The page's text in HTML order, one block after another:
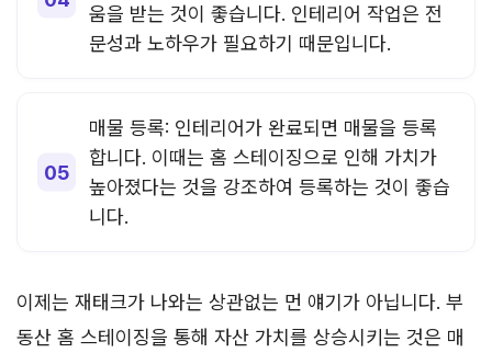
움을 받는 것이 좋습니다. 인테리어 작업은 전
문성과 노하우가 필요하기 때문입니다.
매물 등록: 인테리어가 완료되면 매물을 등록
합니다. 이때는 홈 스테이징으로 인해 가치가
높아졌다는 것을 강조하여 등록하는 것이 좋습
니다.
이제는 재태크가 나와는 상관없는 먼 얘기가 아닙니다. 부
동산 홈 스테이징을 통해 자산 가치를 상승시키는 것은 매